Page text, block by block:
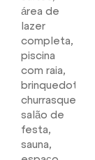
área de
lazer
completa,
piscina
com raia,
brinquedoteca,
churrasqueira,
salão de
festa,
sauna,